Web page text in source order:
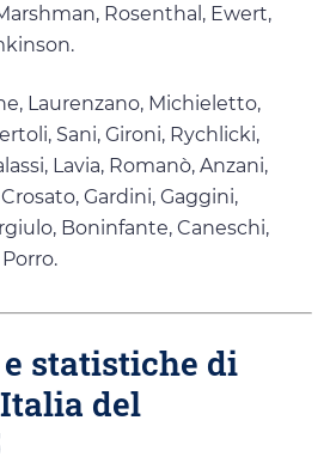
Rosenthal, Ewert,
Laurenzano, Michieletto,
Sani, Gironi, Rychlicki,
Lavia, Romanò, Anzani,
Gardini, Gaggini,
Boninfante, Caneschi,
statistiche di
del